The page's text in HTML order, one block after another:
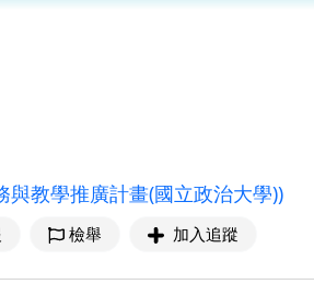
與教學推廣計畫(國立政治大學))
檢舉 加入追蹤